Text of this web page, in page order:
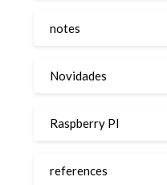
notes
Novidades
Raspberry PI
references